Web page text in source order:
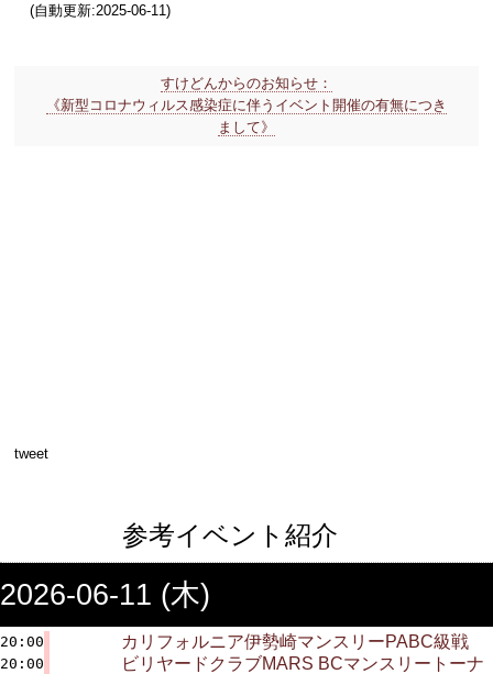
(自動更新:2025-06-11)
すけどんからのお知らせ：
《新型コロナウィルス感染症に伴うイベント開催の有無につき
まして》
tweet
参考イベント紹介
2026-06-11 (木)
20:00 カリフォルニア伊勢崎マンスリーPABC級戦
20:00
ビリヤードクラブMARS BCマンスリートーナ